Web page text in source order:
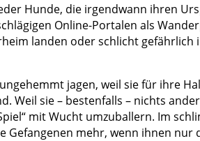
Hunde, die irgendwann ihren
Online-Portalen als
landen oder schlicht
jagen, weil sie für ihre
Weil sie – bestenfalls – nichts
mit Wucht umzuballern. Im
Gefangenen mehr, wenn ihnen nur